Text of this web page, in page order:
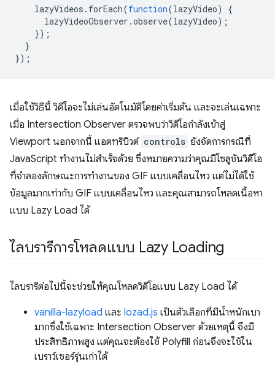
lazyVideos . forEach(function(lazyVideo)
{
lazyVideoObserver .observe(lazyVideo);
});
}
});
เมื่อใช้วิธีนี้ วิดีโอจะไม่เล่นอัตโนมัติโดยค่าเริ่มต้น และจะเล่นเฉพาะ
เมื่อ Intersection Observer ตรวจพบว่าวิดีโอกำลังเข้าสู่
Viewport นอกจากนี้ แอตทริบิวต์ controls ยังจัดการกรณีที่
JavaScript ทำงานไม่สำเร็จด้วย ซึ่งหมายความว่าคุณมีโซลูชันวิดีโอ
ที่จำลองลักษณะการทำงานของ GIF แบบเคลื่อนไหว แต่ไม่ได้ใช้
ข้อมูลมากเท่ากับ GIF แบบเคลื่อนไหว และคุณสามารถโหลดเนื้อหา
แบบ Lazy Load ได้
ไลบรารีการโหลดแบบ Lazy Loading
ไลบรารีต่อไปนี้จะช่วยให้คุณโหลดวิดีโอแบบ Lazy Load ได้
vanilla-lazyload และ lozad.js เป็นตัวเลือกที่มีน้ำหนักเบา
มากซึ่งใช้เฉพาะ Intersection Observer ด้วยเหตุนี้ จึงมี
ประสิทธิภาพสูง แต่คุณจะต้องใช้ Polyfill ก่อนจึงจะใช้ใน
เบราว์เซอร์รุ่นเก่าได้